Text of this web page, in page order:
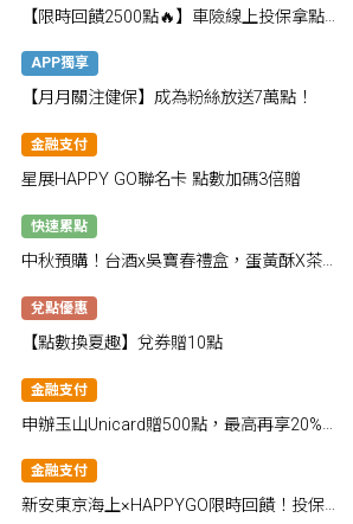
【限時回饋2500點🔥】車險線上投保拿點
APP獨享
【月月關注健保】成為粉絲放送7萬點！
金融支付
星展HAPPY GO聯名卡 點數加碼3倍贈
快速累點
中秋預購！台酒x吳寶春禮盒，蛋黃酥X茶酥
兌點優惠
【點數換夏趣】兌券贈10點
金融支付
申辦玉山Unicard贈500點，最高再享20%回
金融支付
新安東京海上×HAPPYGO限時回饋！投保